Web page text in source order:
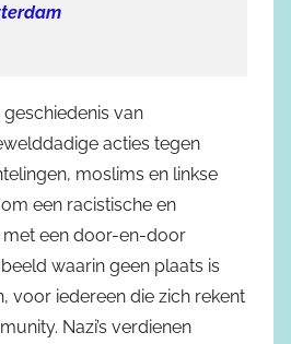
geschiedenis van
acties tegen
moslims en linkse
een racistische en
een door-en-door
waarin geen plaats is
voor iedereen die zich rekent
Nazi’s verdienen